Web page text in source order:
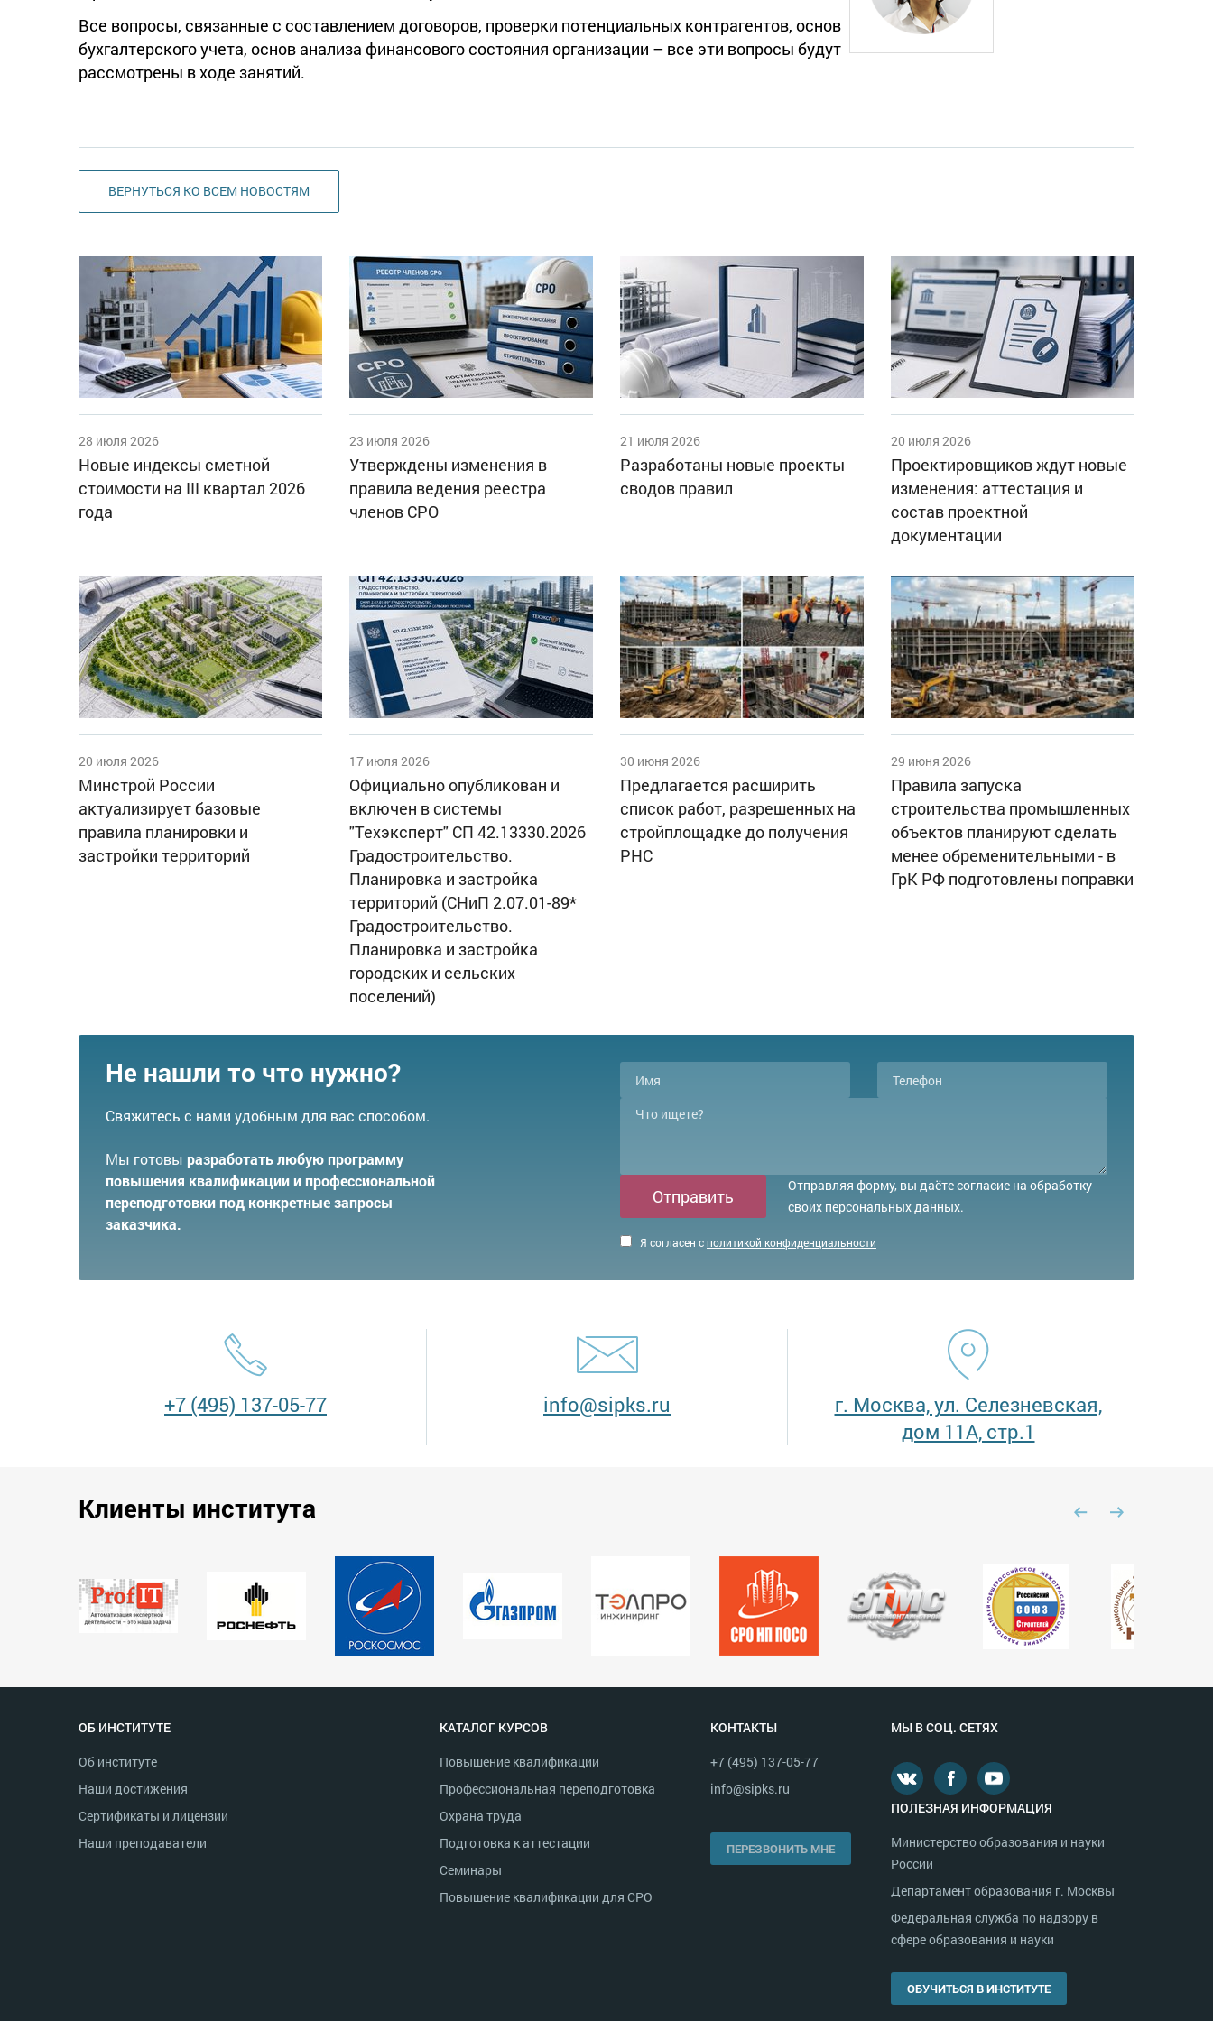
Все вопросы, связанные с составлением договоров, проверки потенциальных контрагентов, основ
бухгалтерского учета, основ анализа финансового состояния организации – все эти вопросы будут
рассмотрены в ходе занятий.
ВЕРНУТЬСЯ КО ВСЕМ НОВОСТЯМ
28 июля 2026
Новые индексы сметной
стоимости на III квартал 2026
года
23 июля 2026
Утверждены изменения в
правила ведения реестра
членов СРО
21 июля 2026
Разработаны новые проекты
сводов правил
20 июля 2026
Проектировщиков ждут новые
изменения: аттестация и
состав проектной
документации
20 июля 2026
Минстрой России
актуализирует базовые
правила планировки и
застройки территорий
17 июля 2026
Официально опубликован и
включен в системы
"Техэксперт" СП 42.13330.2026
Градостроительство.
Планировка и застройка
территорий (СНиП 2.07.01-89*
Градостроительство.
Планировка и застройка
городских и сельских
поселений)
30 июня 2026
Предлагается расширить
список работ, разрешенных на
стройплощадке до получения
РНС
29 июня 2026
Правила запуска
строительства промышленных
объектов планируют сделать
менее обременительными - в
ГрК РФ подготовлены поправки
Не нашли то что нужно?
Свяжитесь с нами удобным для вас способом.
Мы готовы разработать любую программу
повышения квалификации и профессиональной
переподготовки под конкретные запросы
заказчика.
Я согласен сполитикой конфиденциальности
Отправить
Отправляя форму, вы даёте согласие на обработку
своих персональных данных.
+7 (495) 137-05-77 info@sipks.ru
г. Москва, ул. Селезневская,
дом 11А, стр.1
Клиенты института
ОБ ИНСТИТУТЕ
Об институте
Наши достижения
Сертификаты и лицензии
Наши преподаватели
КАТАЛОГ КУРСОВ
Повышение квалификации
Профессиональная переподготовка
Охрана труда
Подготовка к аттестации
Семинары
Повышение квалификации для СРО
КОНТАКТЫ
+7 (495) 137-05-77
info@sipks.ru
ПЕРЕЗВОНИТЬ МНЕ
МЫ В СОЦ. СЕТЯХ
ПОЛЕЗНАЯ ИНФОРМАЦИЯ
Министерство образования и науки
России
Департамент образования г. Москвы
Федеральная служба по надзору в
сфере образования и науки
ОБУЧИТЬСЯ В ИНСТИТУТЕ